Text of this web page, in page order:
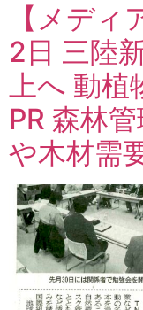
【メデ
2日 三陸
上へ 動植
PR 森林
や木材需